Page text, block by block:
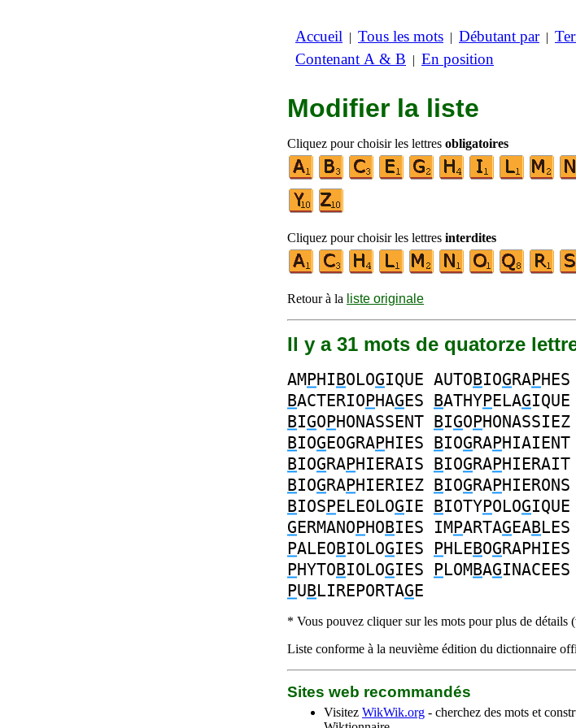
Accueil | Tous les mots | Débutant par|
Contenant A & B | En position
Modifier la liste
Cliquez pour choisir les lettres obligatoires
Cliquez pour choisir les lettres interdites
Retour à la liste originale
Il y a 31 mots de quatorze
AMPHIBOLOGIQUE AUTOBIOGRAPHES
BACTERIOPHAGES BATHYPELAGIQUE
BIGOPHONASSENT BIGOPHONASSIEZ
BIOGEOGRAPHIES BIOGRAPHIAIENT
BIOGRAPHIERAIS BIOGRAPHIERAIT
BIOGRAPHIERIEZ BIOGRAPHIERONS
BIOSPELEOLOGIE BIOTYPOLOGIQUE
GERMANOPHOBIES IMPARTAGEABLES
PALEOBIOLOGIES PHLEBOGRAPHIES
PHYTOBIOLOGIES PLOMBAGINACEES
PUBLIREPORTAGE
* Vous pouvez cliquer sur les mots pour plus de détails
Liste conforme à la neuvième édition du dictionnaire
Sites web recommandés
Visitez WikWik.org - cherchez des mots et